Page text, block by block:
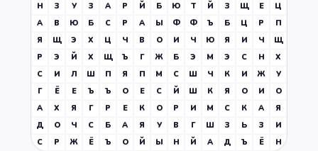
Н
З У З А Р Й Б Ю Т Й З Щ Е
Ц
А
В Ю Б С Р А Ы Ф Ф Ъ Б Ц Р
П
Я
Щ Э Х Ц Ч В О И Ч Ю Я И Ч
Щ
Р
Э Й Х Щ Ъ Г Ж Б Э М Э С Н
Х
С
И Л Ш П Я П М С Ш Ч К И Ж
У
Г
Ё Е Ъ Ъ О Е С Й Ш К Я О И
О
А
Х Я Г Р Е К О Р И М С К А
Я
Д
О Ч С Б А Я У В Г Ш З Ь З
И
С
Р Ж Ё Ъ О Й Ы Н Й А Д Ъ Ё Н